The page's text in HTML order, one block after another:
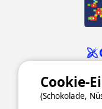
Cookie-
(Schokolade,